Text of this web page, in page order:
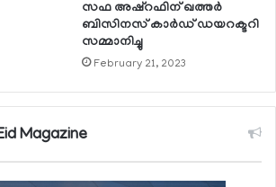
സഫ അഷ്‌റഫിന് ഖത്തര്‍
ബിസിനസ് കാര്‍ഡ് ഡയറക്ടറി
സമ്മാനിച്ചു
February 21, 2023
Magazine